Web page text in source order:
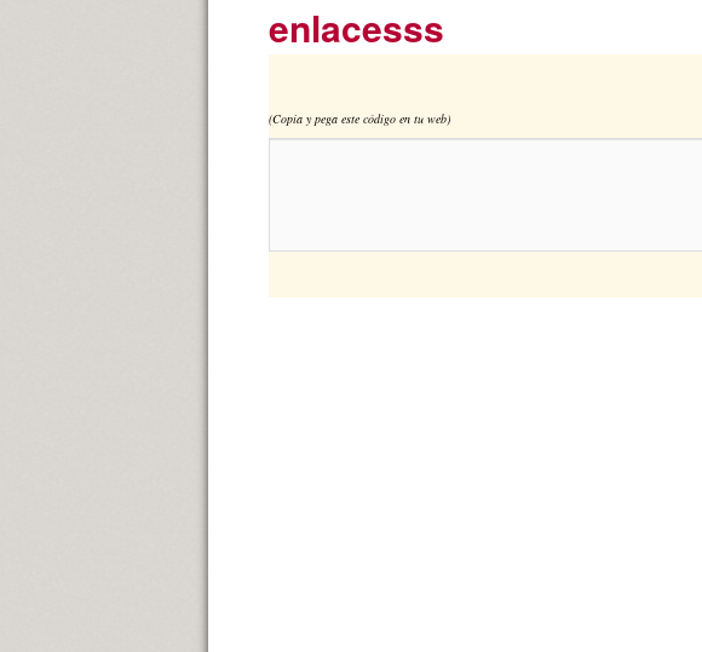
enlacesss
(Copia y pega este código en tu web)